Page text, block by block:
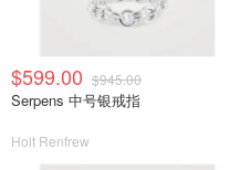
$599.00 $945.00
Serpens 中号银戒指
Holt Renfrew